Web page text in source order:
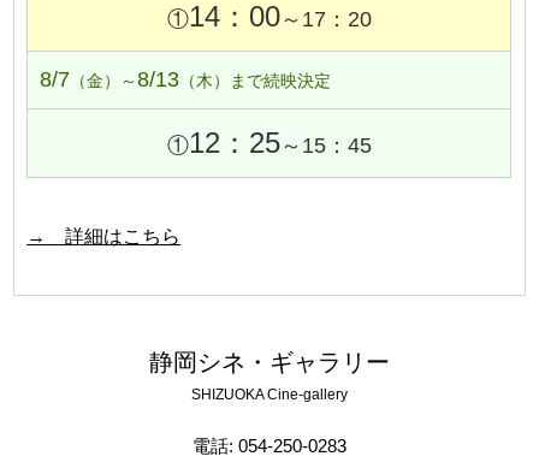
①14：00～17：20
8/7 （金）～8/13 （木）まで続映決定
①12：25～15：45
→ 詳細はこちら
静岡シネ・ギャラリー
SHIZUOKA Cine-gallery
電話: 054-250-0283